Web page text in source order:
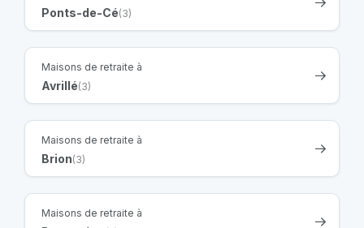
Ponts-de-Cé(3)
Maisons de retraite à
Avrillé(3)
Maisons de retraite à
Brion(3)
Maisons de retraite à